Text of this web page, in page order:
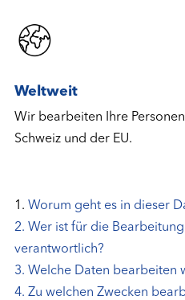
Weltweit
Wir bearbeiten Ihre
Schweiz und der EU.
1. Worum geht es in dieser
2. Wer ist für die
verantwortlich?
3. Welche Daten bearbeiten
4. Zu welchen Zwecken